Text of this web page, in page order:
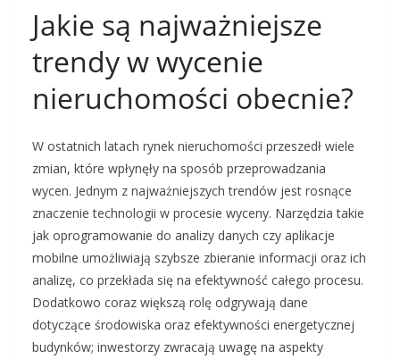
Jakie są najważniejsze
trendy w wycenie
nieruchomości obecnie?
W ostatnich latach rynek nieruchomości przeszedł wiele
zmian, które wpłynęły na sposób przeprowadzania
wycen. Jednym z najważniejszych trendów jest rosnące
znaczenie technologii w procesie wyceny. Narzędzia takie
jak oprogramowanie do analizy danych czy aplikacje
mobilne umożliwiają szybsze zbieranie informacji oraz ich
analizę, co przekłada się na efektywność całego procesu.
Dodatkowo coraz większą rolę odgrywają dane
dotyczące środowiska oraz efektywności energetycznej
budynków; inwestorzy zwracają uwagę na aspekty